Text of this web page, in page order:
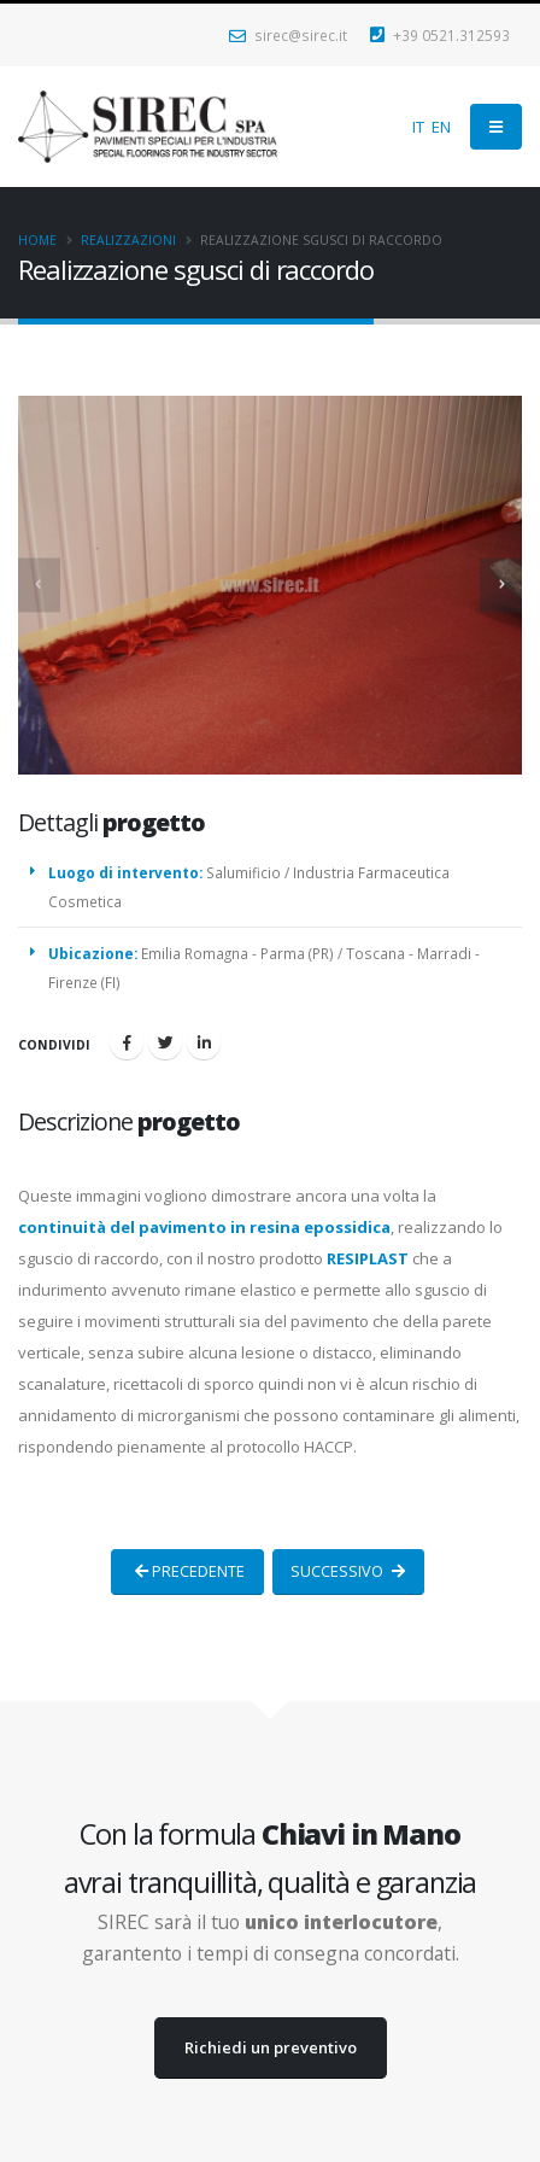
sirec@sirec.it +39 0521.312593
IT EN
Realizzazione sgusci di raccordo
HOME REALIZZAZIONI REALIZZAZIONE SGUSCI DI RACCORDO
Dettagliprogetto
Luogo di intervento: Salumificio / Industria Farmaceutica
Cosmetica
Ubicazione: Emilia Romagna - Parma (PR) / Toscana - Marradi -
Firenze (FI)
CONDIVIDI
Descrizioneprogetto
Queste immagini vogliono dimostrare ancora una volta la
continuità del pavimento in resina epossidica , realizzando lo
sguscio di raccordo, con il nostro prodotto RESIPLAST che a
indurimento avvenuto rimane elastico e permette allo sguscio di
seguire i movimenti strutturali sia del pavimento che della parete
verticale, senza subire alcuna lesione o distacco, eliminando
scanalature, ricettacoli di sporco quindi non vi è alcun rischio di
annidamento di microrganismi che possono contaminare gli alimenti,
rispondendo pienamente al protocollo HACCP.
PRECEDENTE SUCCESSIVO
Con la formula Chiavi in Mano
avrai tranquillità, qualità e garanzia
SIREC sarà il tuo unico interlocutore,
garantento i tempi di consegna concordati.
Richiedi un preventivo